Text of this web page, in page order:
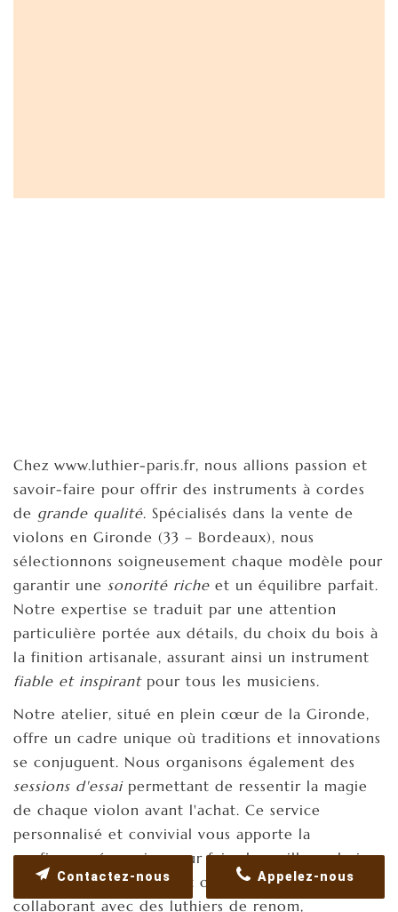
Chez www.luthier-paris.fr, nous allions passion et
savoir-faire pour offrir des instruments à cordes
de grande qualité. Spécialisés dans la vente de
violons en Gironde (33 – Bordeaux), nous
sélectionnons soigneusement chaque modèle pour
garantir une sonorité riche et un équilibre parfait.
Notre expertise se traduit par une attention
particulière portée aux détails, du choix du bois à
la finition artisanale, assurant ainsi un instrument
fiable et inspirantpour tous les musiciens.
Notre atelier, situé en plein cœur de la Gironde,
offre un cadre unique où traditions et innovations
se conjuguent. Nous organisons également des
sessions d'essaipermettant de ressentir la magie
de chaque violon avant l'achat. Ce service
personnalisé et convivial vous apporte la
confiance nécessaire pour faire le meilleur choix,
que vous soyez débutant ou musicien confirmé. En
collaborant avec des luthiers de renom,
Appelez-nous
Contactez-nous